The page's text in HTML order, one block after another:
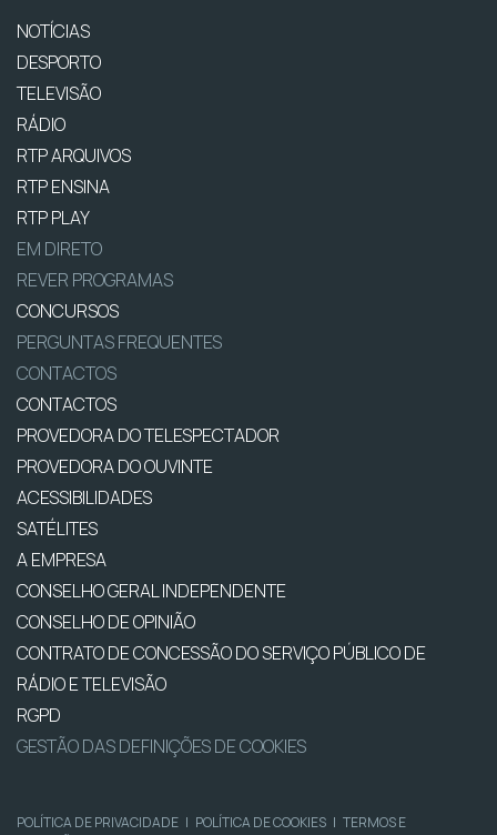
NOTÍCIAS
DESPORTO
TELEVISÃO
RÁDIO
RTP ARQUIVOS
RTP ENSINA
RTP PLAY
EM DIRETO
REVER PROGRAMAS
CONCURSOS
PERGUNTAS FREQUENTES
CONTACTOS
CONTACTOS
PROVEDORA DO TELESPECTADOR
PROVEDORA DO OUVINTE
ACESSIBILIDADES
SATÉLITES
A EMPRESA
CONSELHO GERAL INDEPENDENTE
CONSELHO DE OPINIÃO
CONTRATO DE CONCESSÃO DO SERVIÇO PÚBLICO DE
RÁDIO E TELEVISÃO
RGPD
GESTÃO DAS DEFINIÇÕES DE COOKIES
POLÍTICA DE PRIVACIDADE | POLÍTICA DE COOKIES | TERMOS E